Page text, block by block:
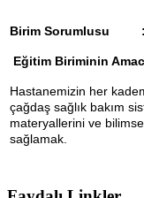
Birim Sorumlusu :
Eğitim Biriminin
Hastanemizin her
çağdaş sağlık bakım
materyallerini ve
sağlamak.